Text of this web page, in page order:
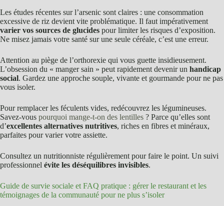
Les études récentes sur l’arsenic sont claires : une consommation
excessive de riz devient vite problématique. Il faut impérativement
varier vos sources de glucides pour limiter les risques d’exposition.
Ne misez jamais votre santé sur une seule céréale, c’est une erreur.
Attention au piège de l’orthorexie qui vous guette insidieusement.
L’obsession du « manger sain » peut rapidement devenir un handicap
social. Gardez une approche souple, vivante et gourmande pour ne pas
vous isoler.
Pour remplacer les féculents vides, redécouvrez les légumineuses.
Savez-vous pourquoi mange-t-on des lentilles ? Parce qu’elles sont
d’excellentes alternatives nutritives, riches en fibres et minéraux,
parfaites pour varier votre assiette.
Consultez un nutritionniste régulièrement pour faire le point. Un suivi
professionnel évite les déséquilibres invisibles.
Guide de survie sociale et FAQ pratique : gérer le restaurant et les
témoignages de la communauté pour ne plus s’isoler